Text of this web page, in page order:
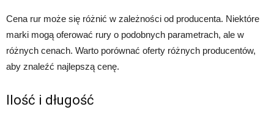
Cena rur może się różnić w zależności od producenta. Niektóre
marki mogą oferować rury o podobnych parametrach, ale w
różnych cenach. Warto porównać oferty różnych producentów,
aby znaleźć najlepszą cenę.
Ilość i długość